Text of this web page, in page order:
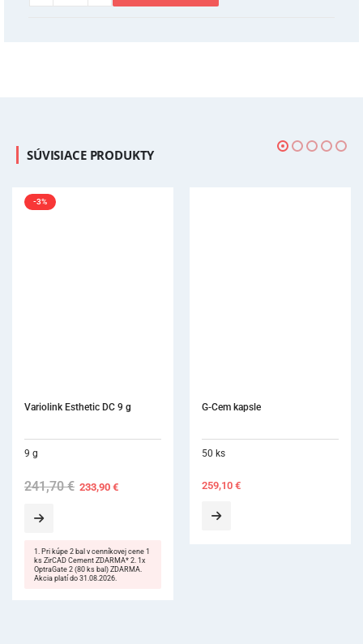
SÚVISIACE PRODUKTY
G-Cem kapsle